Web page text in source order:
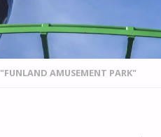
AMUSEMENT PARK"